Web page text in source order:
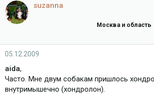
suzanna
Москва и область
05.12.2009
aida,
Часто. Мне двум собакам пришлось
внутримышечно (хондролон).